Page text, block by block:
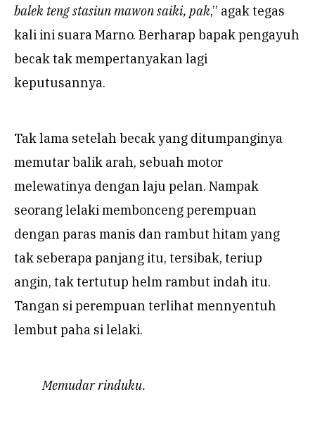
balek teng stasiun mawon saiki, pak,” agak tegas
kali ini suara Marno. Berharap bapak pengayuh
becak tak mempertanyakan lagi
keputusannya.
Tak lama setelah becak yang ditumpanginya
memutar balik arah, sebuah motor
melewatinya dengan laju pelan. Nampak
seorang lelaki membonceng perempuan
dengan paras manis dan rambut hitam yang
tak seberapa panjang itu, tersibak, teriup
angin, tak tertutup helm rambut indah itu.
Tangan si perempuan terlihat mennyentuh
lembut paha si lelaki.
Memudar rinduku.